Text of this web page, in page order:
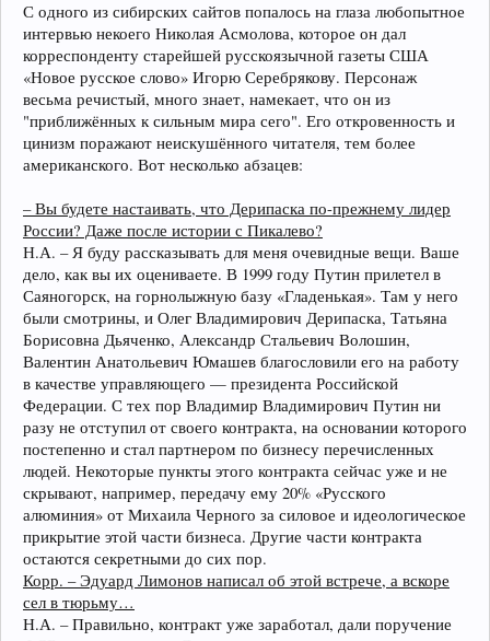
С одного из сибирских сайтов попалось на глаза любопытное
интервью некоего Николая Асмолова, которое он дал
корреспонденту старейшей русскоязычной газеты США
«Новое русское слово» Игорю Серебрякову. Персонаж
весьма речистый, много знает, намекает, что он из
"приближённых к сильным мира сего". Его откровенность и
цинизм поражают неискушённого читателя, тем более
американского. Вот несколько абзацев:
– Вы будете настаивать, что Дерипаска по-прежнему лидер
России? Даже после истории с Пикалево?
Н.А. – Я буду рассказывать для меня очевидные вещи. Ваше
дело, как вы их оцениваете. В 1999 году Путин прилетел в
Саяногорск, на горнолыжную базу «Гладенькая». Там у него
были смотрины, и Олег Владимирович Дерипаска, Татьяна
Борисовна Дьяченко, Александр Стальевич Волошин,
Валентин Анатольевич Юмашев благословили его на работу
в качестве управляющего — президента Российской
Федерации. С тех пор Владимир Владимирович Путин ни
разу не отступил от своего контракта, на основании которого
постепенно и стал партнером по бизнесу перечисленных
людей. Некоторые пункты этого контракта сейчас уже и не
скрывают, например, передачу ему 20% «Русского
алюминия» от Михаила Черного за силовое и идеологическое
прикрытие этой части бизнеса. Другие части контракта
остаются секретными до сих пор.
Корр. – Эдуард Лимонов написал об этой встрече, а вскоре
сел в тюрьму…
Н.А. – Правильно, контракт уже заработал, дали поручение